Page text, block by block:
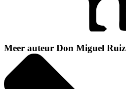
Meer auteur Don Miguel Ruiz